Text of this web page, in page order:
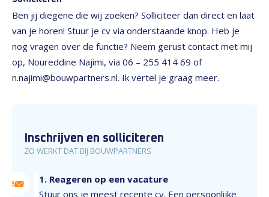
Ben jij diegene die wij zoeken? Solliciteer dan direct en laat
van je horen! Stuur je cv via onderstaande knop. Heb je
nog vragen over de functie? Neem gerust contact met mij
op, Noureddine Najimi, via 06 – 255 414 69 of
n.najimi@bouwpartners.nl. Ik vertel je graag meer.
Inschrijven en solliciteren
ZO WERKT DAT BIJ BOUWPARTNERS
1. Reageren op een vacature
Stuur ons je meest recente cv. Een persoonlijke